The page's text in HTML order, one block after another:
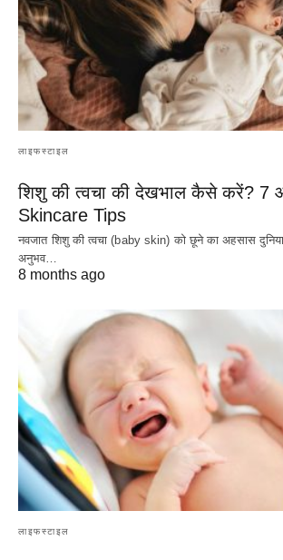
लाइफस्टाइल
शिशु की त्वचा की देखभाल कैसे करें? 7
Skincare Tips
नवजात शिशु की त्वचा (baby skin) को छूने का अहसास
अनुभव…
8 months ago
लाइफस्टाइल